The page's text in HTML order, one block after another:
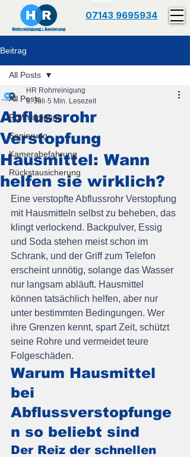
07143 9695934
Beitrag
All Posts
Rohrreinigung
Sanierung
Kamerabefahrung
Rückstausicherung
All Posts
Abflussrohr
Verstopfung
Hausmittel: Wann
helfen sie wirklich?
HR Rohrreinigung
6. Juli 5 Min. Lesezeit
Eine verstopfte Abflussrohr Verstopfung
mit Hausmitteln selbst zu beheben, das
klingt verlockend. Backpulver, Essig
und Soda stehen meist schon im
Schrank, und der Griff zum Telefon
erscheint unnötig, solange das Wasser
nur langsam abläuft. Hausmittel
können tatsächlich helfen, aber nur
unter bestimmten Bedingungen. Wer
ihre Grenzen kennt, spart Zeit, schützt
seine Rohre und vermeidet teure
Folgeschäden.
Warum Hausmittel
bei
Abflussverstopfunge
n so beliebt sind
Der Reiz der schnellen